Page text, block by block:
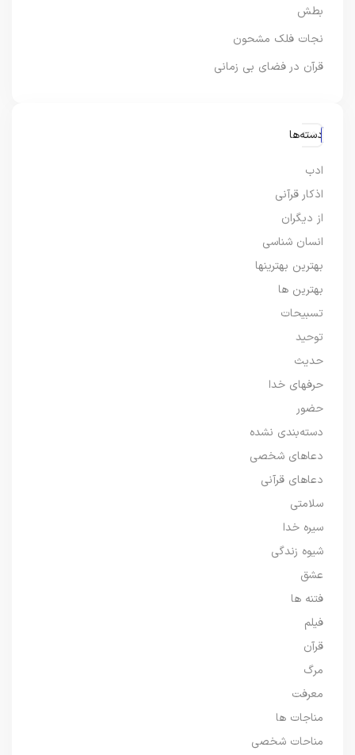
بطش
نجات فلک مشحون
قرآن در فضای بی زمانی
دسته‌ها
ادب
اذکار قرآنی
از دیگران
انسان شناسی
بهترین بهترینها
بهترین ها
تسبیحات
توحید
حدیث
حرفهای خدا
حضور
دسته‌بندی نشده
دعاهای شخصی
دعاهای قرآنی
سلامتی
سیره خدا
شیوه زندگی
عشق
فتنه ها
فیلم
قرآن
مرگ
معرفت
مناجات ها
مناحات شخصی